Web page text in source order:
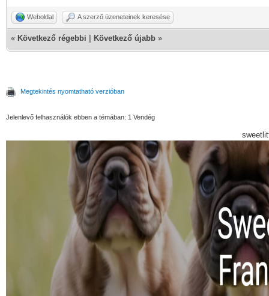
Weboldal A szerző üzeneteinek keresése
« Következő régebbi Következő újabb »
Megtekintés nyomtatható verzióban
Jelenlevő felhasználók ebben a témában: 1 Vendég